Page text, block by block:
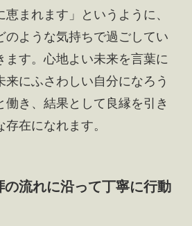
まれます」というように、
のような気持ちで過ごしてい
ます。心地よい未来を言葉に
来にふさわしい自分になろう
働き、結果として良縁を引き
在になれます。
流れに沿って丁寧に行動